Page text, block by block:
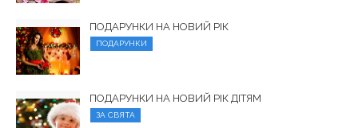
ПОДАРУНКИ НА НОВИЙ РІК
ПОДАРУНКИ
ПОДАРУНКИ НА НОВИЙ РІК ДІТЯМ
ЗА СВЯТА